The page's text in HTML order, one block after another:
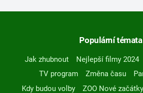
Populární témata
Jak zhubnout Nejlepší filmy 2024
TV program
Změna času
Kdy budou volby
ZOO Nové začátky